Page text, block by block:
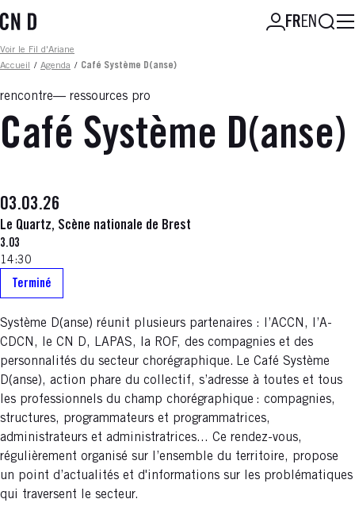
au
principal
FREN
Fil d'ariane
Voir le Fil d'Ariane
Accueil
/ Agenda / Café Système D(anse)
rencontre ressources pro
Café Système D(anse)
03.03.26
Le Quartz, Scène nationale de Brest
3.03
14:30
Terminé
Système D(anse) réunit plusieurs partenaires : l’ACCN, l’A-
CDCN, le CN D, LAPAS, la ROF, des compagnies et des
personnalités du secteur chorégraphique. Le Café Système
D(anse), action phare du collectif, s’adresse à toutes et tous
les professionnels du champ chorégraphique : compagnies,
structures, programmateurs et programmatrices,
administrateurs et administratrices... Ce rendez-vous,
régulièrement organisé sur l’ensemble du territoire, propose
un point d’actualités et d'informations sur les problématiques
qui traversent le secteur.